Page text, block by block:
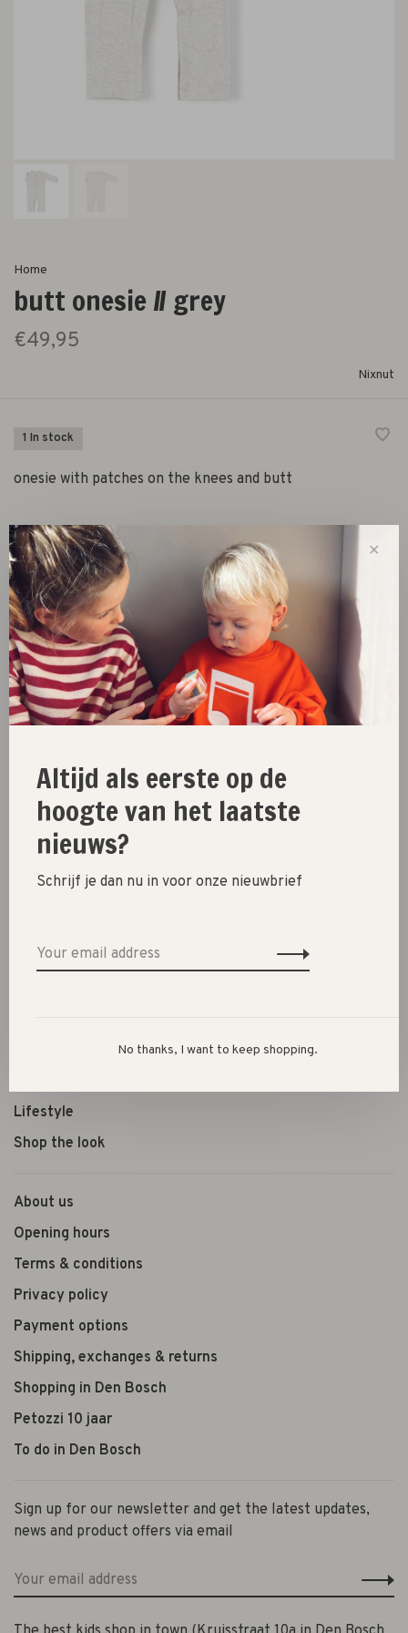
Home
butt onesie // grey
€49,95
Nixnut
1 In stock
onesie with patches on the knees and butt
Size :
50 56 62
Quantity: -
Add to cart
Share this product: Facebook Twitter Pinterest
SALE 30%
Lifestyle
Shop the look
About us
Opening hours
Terms & conditions
Privacy policy
Payment options
Shipping, exchanges & returns
Shopping in Den Bosch
Petozzi 10 jaar
To do in Den Bosch
Sign up for our newsletter and get the latest updates,
news and product offers via email
✕
Altijd als eerste op de
hoogte van het laatste
nieuws?
Schrijf je dan nu in voor onze nieuwbrief
No thanks, I want to keep shopping.